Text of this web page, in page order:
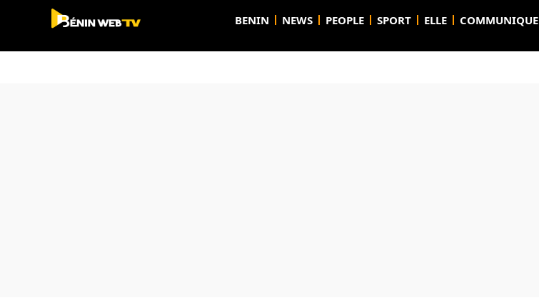
BENIN NEWS PEOPLE SPORT ELLE COMMUNIQUE